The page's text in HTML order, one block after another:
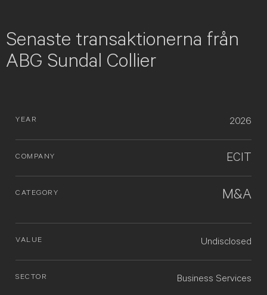
Senaste transaktionerna från
ABG Sundal Collier
YEAR 2026
COMPANY ECIT
CATEGORY M&A
VALUE Undisclosed
SECTOR Business Services